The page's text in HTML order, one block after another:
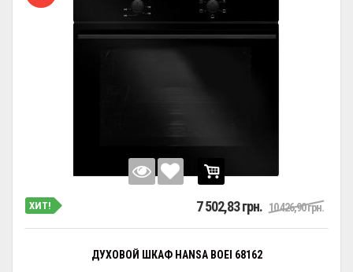
ХИТ! 7 502,83 грн. 10 426,90 грн.
ДУХОВОЙ ШКАФ HANSA BOEI 68162